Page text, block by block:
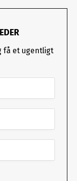
få et ugentligt